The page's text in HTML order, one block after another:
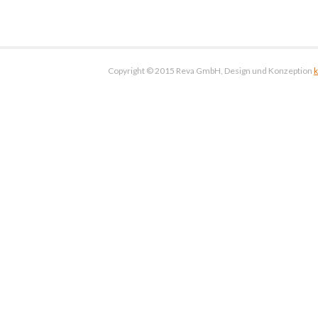
Copyright © 2015 Reva GmbH, Design und Konzeption